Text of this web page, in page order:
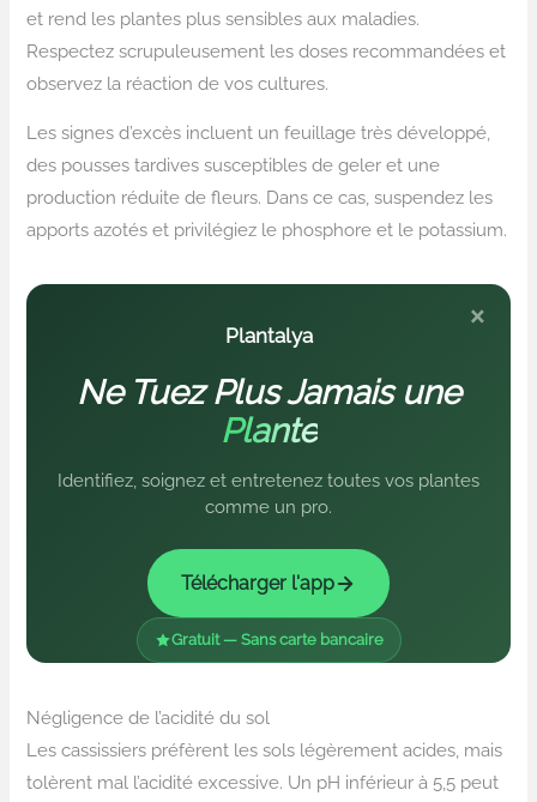
et rend les plantes plus sensibles aux maladies.
Respectez scrupuleusement les doses recommandées et
observez la réaction de vos cultures.
Les signes d’excès incluent un feuillage très développé,
des pousses tardives susceptibles de geler et une
production réduite de fleurs. Dans ce cas, suspendez les
apports azotés et privilégiez le phosphore et le potassium.
×
Plantalya
Ne Tuez Plus Jamais une
Plante
Identifiez, soignez et entretenez toutes vos plantes
comme un pro.
Télécharger l'app
Gratuit — Sans carte bancaire
Négligence de l’acidité du sol
Les cassissiers préfèrent les sols légèrement acides, mais
tolèrent mal l’acidité excessive. Un pH inférieur à 5,5 peut